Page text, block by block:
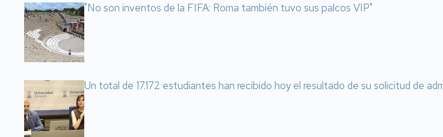
"No son inventos de la FIFA: Roma también tuvo sus palcos VIP"
Un total de 17.172 estudiantes han recibido hoy el resultado de su solicitud de